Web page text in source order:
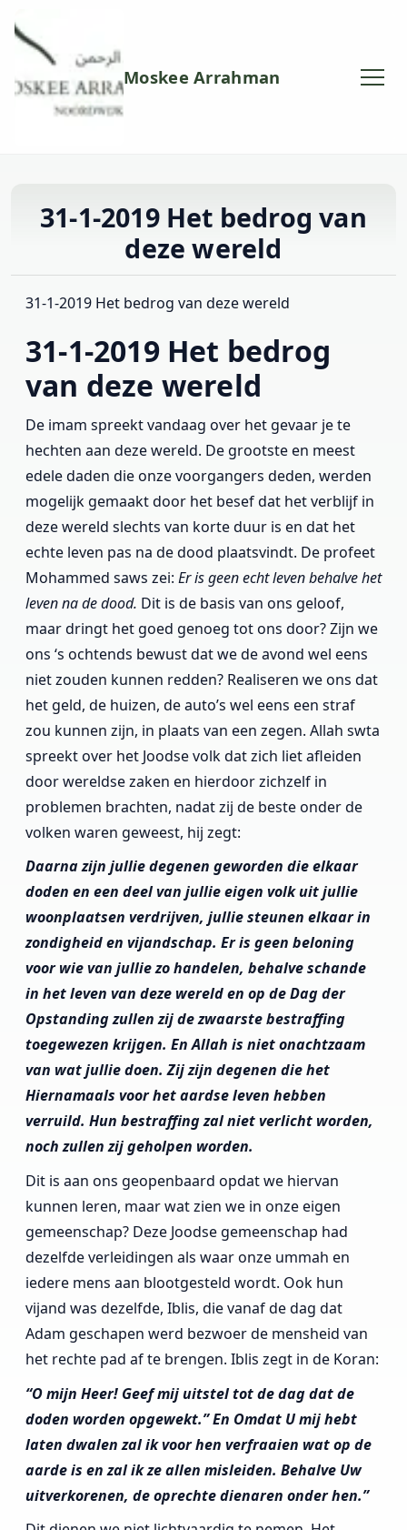
Moskee Arrahman
31-1-2019 Het bedrog van
deze wereld
31-1-2019 Het bedrog van deze wereld
31-1-2019 Het bedrog
van deze wereld
De imam spreekt vandaag over het gevaar je te
hechten aan deze wereld. De grootste en meest
edele daden die onze voorgangers deden, werden
mogelijk gemaakt door het besef dat het verblijf in
deze wereld slechts van korte duur is en dat het
echte leven pas na de dood plaatsvindt. De profeet
Mohammed saws zei: Er is geen echt leven behalve het
leven na de dood. Dit is de basis van ons geloof,
maar dringt het goed genoeg tot ons door? Zijn we
ons ‘s ochtends bewust dat we de avond wel eens
niet zouden kunnen redden? Realiseren we ons dat
het geld, de huizen, de auto’s wel eens een straf
zou kunnen zijn, in plaats van een zegen. Allah swta
spreekt over het Joodse volk dat zich liet afleiden
door wereldse zaken en hierdoor zichzelf in
problemen brachten, nadat zij de beste onder de
volken waren geweest, hij zegt:
Daarna zijn jullie degenen geworden die elkaar
doden en een deel van jullie eigen volk uit jullie
woonplaatsen verdrijven, jullie steunen elkaar in
zondigheid en vijandschap. Er is geen beloning
voor wie van jullie zo handelen, behalve schande
in het leven van deze wereld en op de Dag der
Opstanding zullen zij de zwaarste bestraffing
toegewezen krijgen. En Allah is niet onachtzaam
van wat jullie doen. Zij zijn degenen die het
Hiernamaals voor het aardse leven hebben
verruild. Hun bestraffing zal niet verlicht worden,
noch zullen zij geholpen worden.
Dit is aan ons geopenbaard opdat we hiervan
kunnen leren, maar wat zien we in onze eigen
gemeenschap? Deze Joodse gemeenschap had
dezelfde verleidingen als waar onze ummah en
iedere mens aan blootgesteld wordt. Ook hun
vijand was dezelfde, Iblis, die vanaf de dag dat
Adam geschapen werd bezwoer de mensheid van
het rechte pad af te brengen. Iblis zegt in de Koran:
“O mijn Heer! Geef mij uitstel tot de dag dat de
doden worden opgewekt.” En Omdat U mij hebt
laten dwalen zal ik voor hen verfraaien wat op de
aarde is en zal ik ze allen misleiden. Behalve Uw
uitverkorenen, de oprechte dienaren onder hen.”